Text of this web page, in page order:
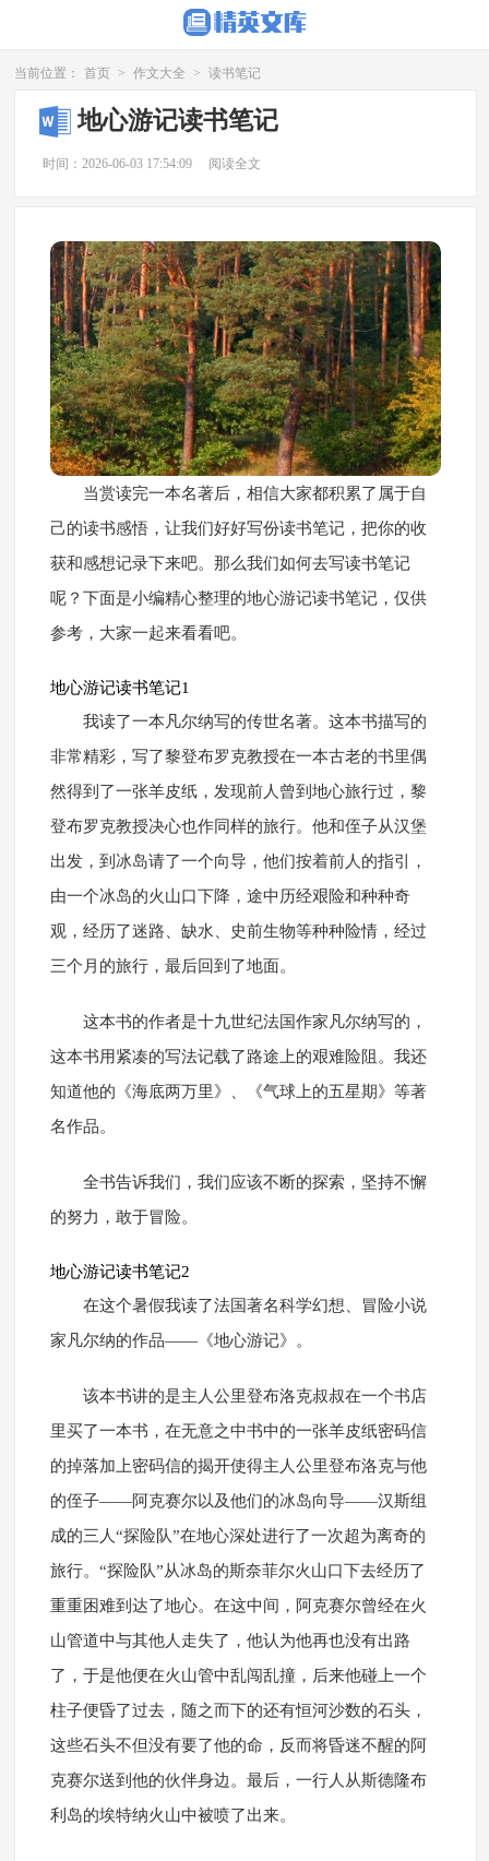
当前位置： 首页 > 作文大全 > 读书笔记
地心游记读书笔记
时间：2026-06-03 17:54:09 阅读全文
当赏读完一本名著后，相信大家都积累了属于自
己的读书感悟，让我们好好写份读书笔记，把你的收
获和感想记录下来吧。那么我们如何去写读书笔记
呢？下面是小编精心整理的地心游记读书笔记，仅供
参考，大家一起来看看吧。
地心游记读书笔记1
我读了一本凡尔纳写的传世名著。这本书描写的
非常精彩，写了黎登布罗克教授在一本古老的书里偶
然得到了一张羊皮纸，发现前人曾到地心旅行过，黎
登布罗克教授决心也作同样的旅行。他和侄子从汉堡
出发，到冰岛请了一个向导，他们按着前人的指引，
由一个冰岛的火山口下降，途中历经艰险和种种奇
观，经历了迷路、缺水、史前生物等种种险情，经过
三个月的旅行，最后回到了地面。
这本书的作者是十九世纪法国作家凡尔纳写的，
这本书用紧凑的写法记载了路途上的艰难险阻。我还
知道他的《海底两万里》、《气球上的五星期》等著
名作品。
全书告诉我们，我们应该不断的探索，坚持不懈
的努力，敢于冒险。
地心游记读书笔记2
在这个暑假我读了法国著名科学幻想、冒险小说
家凡尔纳的作品——《地心游记》。
该本书讲的是主人公里登布洛克叔叔在一个书店
里买了一本书，在无意之中书中的一张羊皮纸密码信
的掉落加上密码信的揭开使得主人公里登布洛克与他
的侄子——阿克赛尔以及他们的冰岛向导——汉斯组
成的三人“探险队”在地心深处进行了一次超为离奇的
旅行。“探险队”从冰岛的斯奈菲尔火山口下去经历了
重重困难到达了地心。在这中间，阿克赛尔曾经在火
山管道中与其他人走失了，他认为他再也没有出路
了，于是他便在火山管中乱闯乱撞，后来他碰上一个
柱子便昏了过去，随之而下的还有恒河沙数的石头，
这些石头不但没有要了他的命，反而将昏迷不醒的阿
克赛尔送到他的伙伴身边。最后，一行人从斯德隆布
利岛的埃特纳火山中被喷了出来。